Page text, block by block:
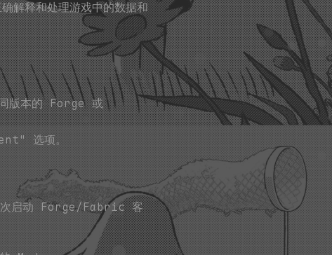
解释和处理游戏中的数据和
版本的 Forge 或
选项。
次启动 Forge/Fabric 客